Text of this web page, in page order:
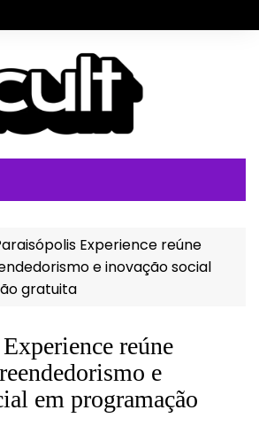
Experience reúne
e inovação social
gratuita
reúne
e
em programação